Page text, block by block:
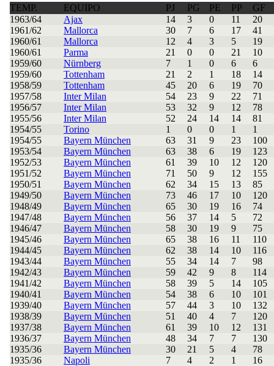
TEMP.
EQUIPO PJ PG PE PP
GF
1963/64
Ajax 14 3 0 11
20
1961/62
Mallorca 30 7 6 17
41
1960/61
Mallorca 12 4 3 5
19
1960/61
Parma 21 0 0 21
10
1959/60
Nürnberg 7 1 0 6
6
1959/60
Tottenham 21 2 1 18
14
1958/59
Tottenham 45 20 6 19
70
1957/58
Inter Milan 54 23 9 22
71
1956/57
Inter Milan 53 32 9 12
78
1955/56
Inter Milan 52 24 14 14
81
1954/55
Torino 1 0 0 1
1
1954/55
Bayern München 63 31 9 23
100
1953/54
Bayern München 63 38 6 19
123
1952/53
Bayern München 61 39 10 12
120
1951/52
Bayern München 71 50 9 12
155
1950/51
Bayern München 62 34 15 13
85
1949/50
Bayern München 73 46 17 10
120
1948/49
Bayern München 65 30 19 16
74
1947/48
Bayern München 56 37 14 5
72
1946/47
Bayern München 58 30 19 9
75
1945/46
Bayern München 65 38 16 11
110
1944/45
Bayern München 62 38 14 10
116
1943/44
Bayern München 55 34 14 7
98
1942/43
Bayern München 59 42 9 8
114
1941/42
Bayern München 58 39 5 14
105
1940/41
Bayern München 54 38 6 10
101
1939/40
Bayern München 57 44 3 10
132
1938/39
Bayern München 51 40 4 7
120
1937/38
Bayern München 61 39 10 12
131
1936/37
Bayern München 48 34 7 7
130
1935/36
Bayern München 30 21 5 4
78
1935/36
Napoli 7 4 2 1 16